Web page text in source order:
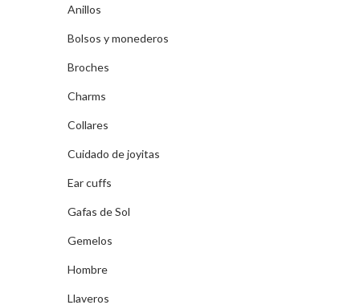
Anillos
Bolsos y monederos
Broches
Charms
Collares
Cuidado de joyitas
Ear cuffs
Gafas de Sol
Gemelos
Hombre
Llaveros